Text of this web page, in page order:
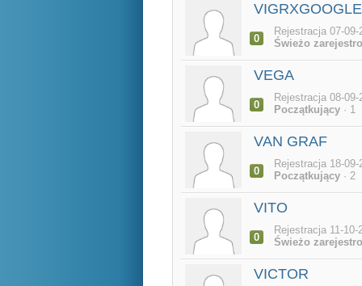
VIGRXGOOGLE
0
Rejestracja 07-
Świeżo
VEGA
0
Rejestracja 08-
Początkujący· 1
VAN GRAF
0
Rejestracja 18-
Początkujący· 2
VITO
0
Rejestracja 11-10-
Świeżo
VICTOR